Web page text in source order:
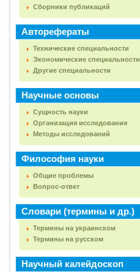
Сборники публикаций
Авторефераты
Технические специальности
Экономические специальности
Другие специальности
Научные основы
Сущность науки
Организация исследования
Методы исследований
Философия науки
Общие проблемы
Вопрос-ответ
Словари (термины и др.)
Термины на украинском
Термины на русском
Научный калейдоскоп